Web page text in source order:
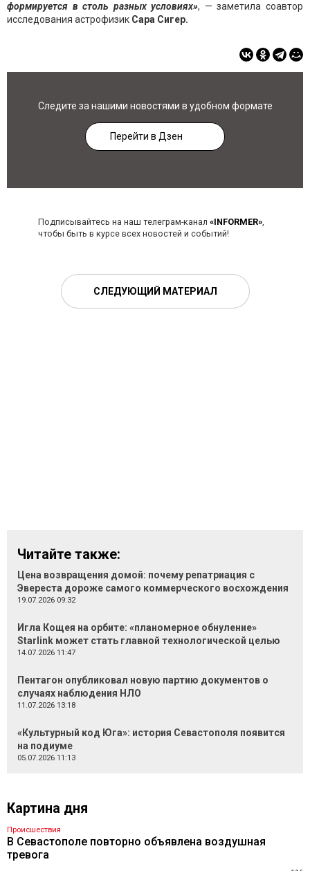
формируется в столь разных условиях», — заметила соавтор
исследования астрофизик Сара Сигер.
Следите за нашими новостями в удобном формате
Перейти в Дзен
Подписывайтесь на наш телеграм-канал «INFORMER»,
чтобы быть в курсе всех новостей и событий!
СЛЕДУЮЩИЙ МАТЕРИАЛ
Читайте также:
Цена возвращения домой: почему репатриация с
Эвереста дороже самого коммерческого восхождения
19.07.2026 09:32
Игла Кощея на орбите: «планомерное обнуление»
Starlink может стать главной технологической целью
14.07.2026 11:47
Пентагон опубликовал новую партию документов о
случаях наблюдения НЛО
11.07.2026 13:18
«Культурный код Юга»: история Севастополя появится
на подиуме
05.07.2026 11:13
Картина дня
Происшествия
В Севастополе повторно объявлена воздушная
тревога